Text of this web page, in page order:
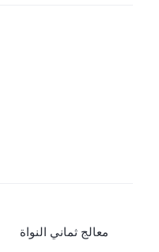
معالج ثماني النواة